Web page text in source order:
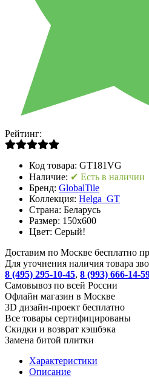
Рейтинг:
Код товара: GT181VG
Наличие: ✔ Есть в наличии
Бренд: GlobalTile
Коллекция: Helga_GT
Страна: Беларусь
Размер: 150x600
Цвет: Серый!
Доставим по Москве бесплатно
Для уточнения наличия товара
8 (495) 295-10-45, 8 (993) 666-14-
Cамовывоз по всей России
Офлайн магазин в Москве
3D дизайн-проект бесплатно
Все товары сертифицированы
Скидки и возврат кэшбэка
Замена битой плитки
Характеристики
Описание